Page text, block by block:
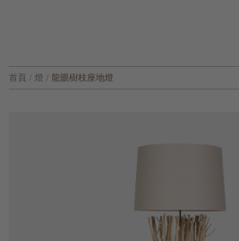
首頁 / 燈 / 龍眼樹枝座地燈